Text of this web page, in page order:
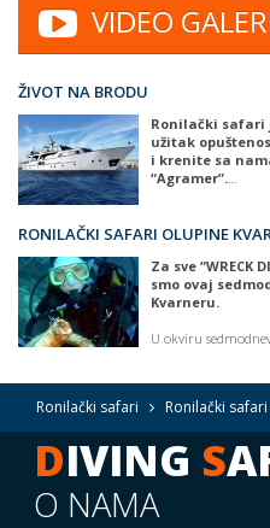
VIDEO
ŽIVOT NA BRODU
Ronilački safari
užitak
i krenite sa
“Agramer”.…
RONILAČKI SAFARI OLUPINE
Za sve “WRECK
smo ovaj
Kvarneru.
U okviru
Ronilački safari Ronilački safari
DIVING S
O NAMA